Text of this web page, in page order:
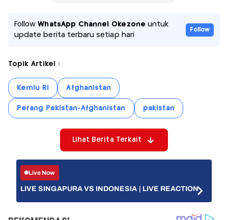
FollowWhatsApp Channel Okezone untuk
update berita terbaru setiap hari
Follow
Topik Artikel :
Kemlu RI Afghanistan
Perang Pakistan-Afghanistan pakistan
Lihat Berita Terkait
Live Now
LIVE SINGAPURA VS INDONESIA | LIVE REACTION